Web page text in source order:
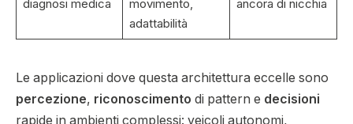
diagnosi medica
movimento,
adattabilità
ancora di nicchia
Le applicazioni dove questa architettura eccelle sono
percezione, riconoscimento di pattern e decisioni
rapide in ambienti complessi: veicoli autonomi,